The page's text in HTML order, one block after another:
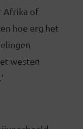
Afrika of
hoe erg het
westen